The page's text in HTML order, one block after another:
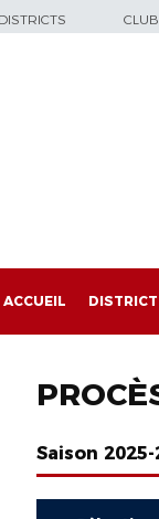
ACCUEIL DISTRICT
Saison 2025-